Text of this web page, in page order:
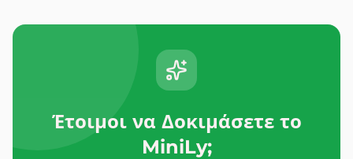
Έτοιμοι να Δοκιμάσετε το
MiniLy;